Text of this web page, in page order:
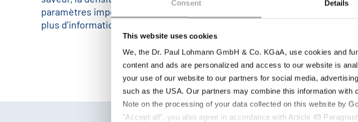
Consent Details
This website uses cookies
We, the Dr. Paul Lohmann GmbH & Co. KGaA, use cookies and
content and ads are personalized and access to our website is
your use of our website to our partners for social media,
such as the USA. Our partners may combine this information with
Note on the processing of your data collected on this website by
"Accept all", you also agree in accordance with Article 49
paramètres importants de nos produits. Si vous avez besoin de
plus d'informations, n'hésitez pas à nous contacter.